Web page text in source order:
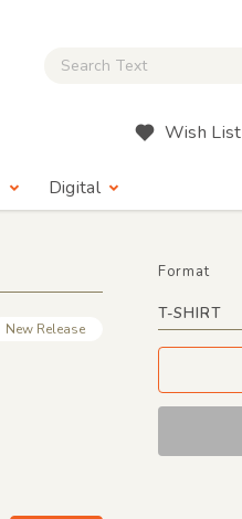
Close Search box
Wish List
Digital
New Release
Format
T-SHIRT